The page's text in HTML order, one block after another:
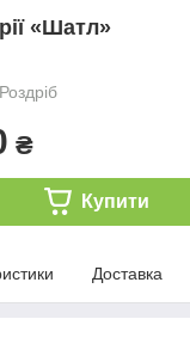
«Шатл»
Роздріб
₴
Купити
Доставка